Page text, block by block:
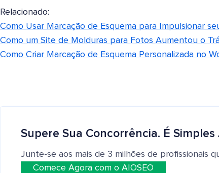
Relacionado:
Como Usar Marcação de Esquema para Impulsionar
Como um Site de Molduras para Fotos Aumentou o
Como Criar Marcação de Esquema Personalizada no
Supere Sua Concorrência. É Simples
Junte-se aos mais de 3 milhões de profissionais
Comece Agora com o AIOSEO